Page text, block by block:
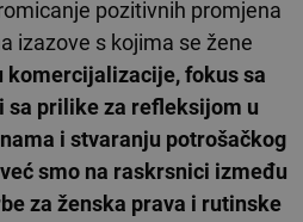
pozitivnih promjena
izazove s kojima se žene
komercijalizacije, fokus sa
sa prilike za refleksijom u
i stvaranju potrošačkog
smo na raskrsnici između
za ženska prava i rutinske